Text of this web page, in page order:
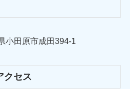
小田原市成田394-1
クセス